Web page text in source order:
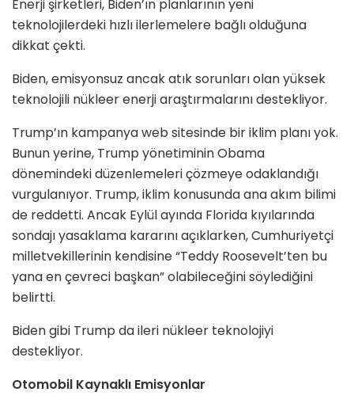
Enerji şirketleri, Biden’ın planlarının yeni
teknolojilerdeki hızlı ilerlemelere bağlı olduğuna
dikkat çekti.
Biden, emisyonsuz ancak atık sorunları olan yüksek
teknolojili nükleer enerji araştırmalarını destekliyor.
Trump’ın kampanya web sitesinde bir iklim planı yok.
Bunun yerine, Trump yönetiminin Obama
dönemindeki düzenlemeleri çözmeye odaklandığı
vurgulanıyor. Trump, iklim konusunda ana akım bilimi
de reddetti. Ancak Eylül ayında Florida kıyılarında
sondajı yasaklama kararını açıklarken, Cumhuriyetçi
milletvekillerinin kendisine “Teddy Roosevelt’ten bu
yana en çevreci başkan” olabileceğini söylediğini
belirtti.
Biden gibi Trump da ileri nükleer teknolojiyi
destekliyor.
Otomobil Kaynaklı Emisyonlar